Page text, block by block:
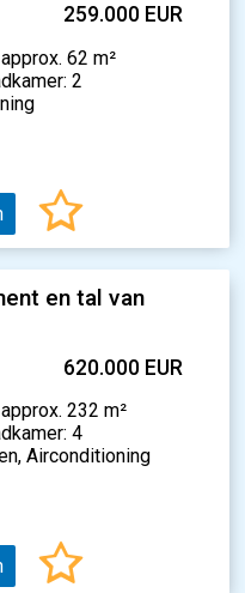
259.000 EUR
62 m²
2
en tal van
620.000 EUR
232 m²
4
Airconditioning